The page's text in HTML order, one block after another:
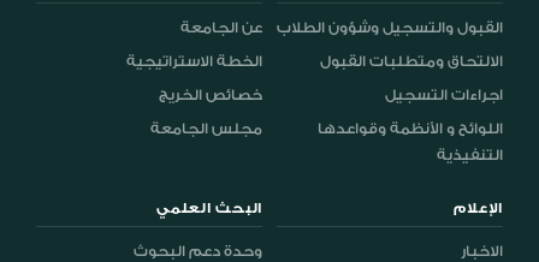
القبول والتسجيل وشؤون الطلاب
الالتحاق ومتطلبات القبول
اجراءات التسجيل
اللوائح و الأنظمة وقواعدها
التنفيذية
عن الجامعة
الخطة الاستراتيجية
خصائص الخريج
مجلس الجامعة
الإعلام
الاخبار
البحث العلمي
وحدة دعم البحوث